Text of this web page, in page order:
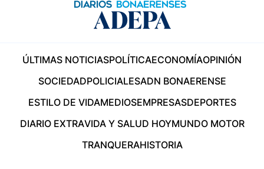
ÚLTIMAS NOTICIASPOLÍTICAECONOMÍAOPINIÓN
SOCIEDADPOLICIALESADN BONAERENSE
ESTILO DE VIDAMEDIOSEMPRESASDEPORTES
DIARIO EXTRAVIDA Y SALUD HOYMUNDO MOTOR
TRANQUERAHISTORIA